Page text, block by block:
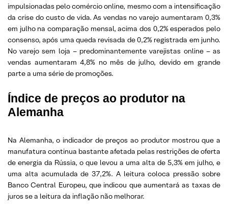
impulsionadas pelo comércio online, mesmo com a intensificação
da crise do custo de vida. As vendas no varejo aumentaram 0,3%
em julho na comparação mensal, acima dos 0,2% esperados pelo
consenso, após uma queda revisada de 0,2% registrada em junho.
No varejo sem loja – predominantemente varejistas online – as
vendas aumentaram 4,8% no mês de julho, devido em grande
parte a uma série de promoções.
Índice de preços ao produtor na
Alemanha
Na Alemanha, o indicador de preços ao produtor mostrou que a
manufatura continua bastante afetada pelas restrições de oferta
de energia da Rússia, o que levou a uma alta de 5,3% em julho, e
uma alta acumulada de 37,2%. A leitura coloca pressão sobre
Banco Central Europeu, que indicou que aumentará as taxas de
juros se a leitura da inflação não melhorar.